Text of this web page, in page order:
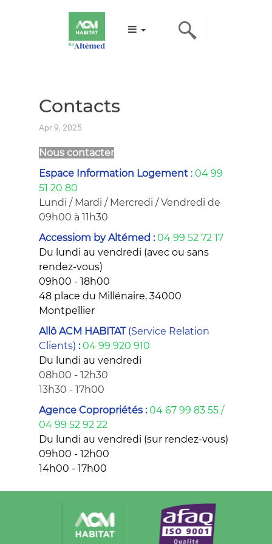
Contacts
Apr 9, 2025
Nous contacter
Espace Information Logement : 04 99
51 20 80
Lundi / Mardi / Mercredi / Vendredi de
09h00 à 11h30
Accessiom by Altémed : 04 99 52 72 17
Du lundi au vendredi (avec ou sans
rendez-vous)
09h00 - 18h00
48 place du Millénaire, 34000
Montpellier
Allô ACM HABITAT (Service Relation
Clients) : 04 99 920 910
Du lundi au vendredi
08h00 - 12h30
13h30 - 17h00
Agence Copropriétés : 04 67 99 83 55 /
04 99 52 92 22
Du lundi au vendredi (sur rendez-vous)
09h00 - 12h00
14h00 - 17h00